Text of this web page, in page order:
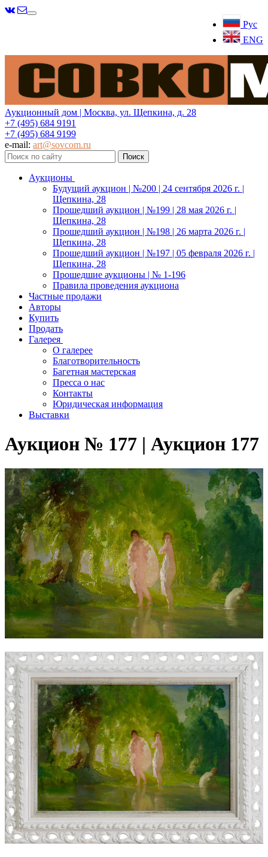
Рус
ENG
Меню
Аукционный дом | Москва, ул. Щепкина, д. 28
+7 (495) 684 9191
+7 (495) 684 9199
e-mail: art@sovcom.ru
Аукционы
Будущий аукцион | №200 | 24 сентября 2026 г. |
Щепкина, 28
Прошедший аукцион | №199 | 28 мая 2026 г. |
Щепкина, 28
Прошедший аукцион | №198 | 26 марта 2026 г. |
Щепкина, 28
Прошедший аукцион | №197 | 05 февраля 2026 г. |
Щепкина, 28
Прошедшие аукционы | № 1-196
Правила проведения аукциона
Частные продажи
Авторы
Купить
Продать
Галерея
О галерее
Благотворительность
Багетная мастерская
Пресса о нас
Контакты
Юридическая информация
Выставки
Аукцион № 177 | Аукцион 177